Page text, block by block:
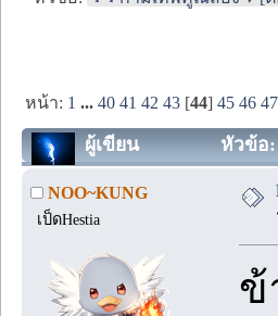
หน้า: 1 ...40 41 42 43 [44]45 46 47
ผู้เขียน หัวข้อ:
NOO~KUNG
เป็ดHestia
ข้